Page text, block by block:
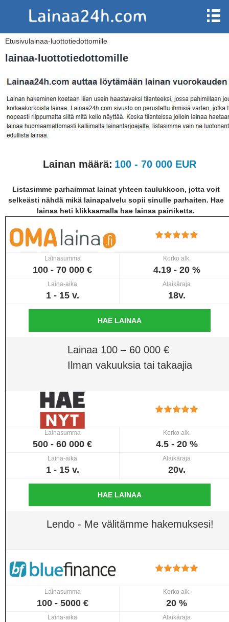
Etusivulainaa-luottotiedottomille
lainaa-luottotiedottomille
Lainan määrä: 100 - 70 000 EUR
Listasimme parhaimmat lainat yhteen taulukkoon, jotta voit
selkeästi nähdä mikä lainapalvelu sopii sinulle parhaiten. Hae
lainaa heti klikkaamalla hae lainaa painiketta.
Lainasumma
100 - 70 000 €
Korko alk.
4.19 - 20 %
Laina-aika
1 - 15 v.
Alaikäraja
18v.
HAE LAINAA
Lainaa 100 – 60 000 €
Ilman vakuuksia tai takaajia
Lainasumma
500 - 60 000 €
Korko alk.
4.5 - 20 %
Laina-aika
1 - 15 v.
Alaikäraja
20v.
HAE LAINAA
Lendo - Me välitämme hakemuksesi!
Lainasumma
100 - 5000 €
Korko alk.
20 %
Laina-aika Alaikäraja